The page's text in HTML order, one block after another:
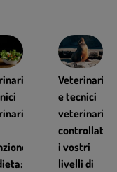
Veterinari
e tecnici
veterinari:
controllate
i vostri
livelli di